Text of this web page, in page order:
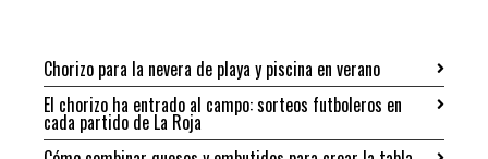
Chorizo para la nevera de playa y piscina en verano
El chorizo ha entrado al campo: sorteos futboleros en
cada partido de La Roja